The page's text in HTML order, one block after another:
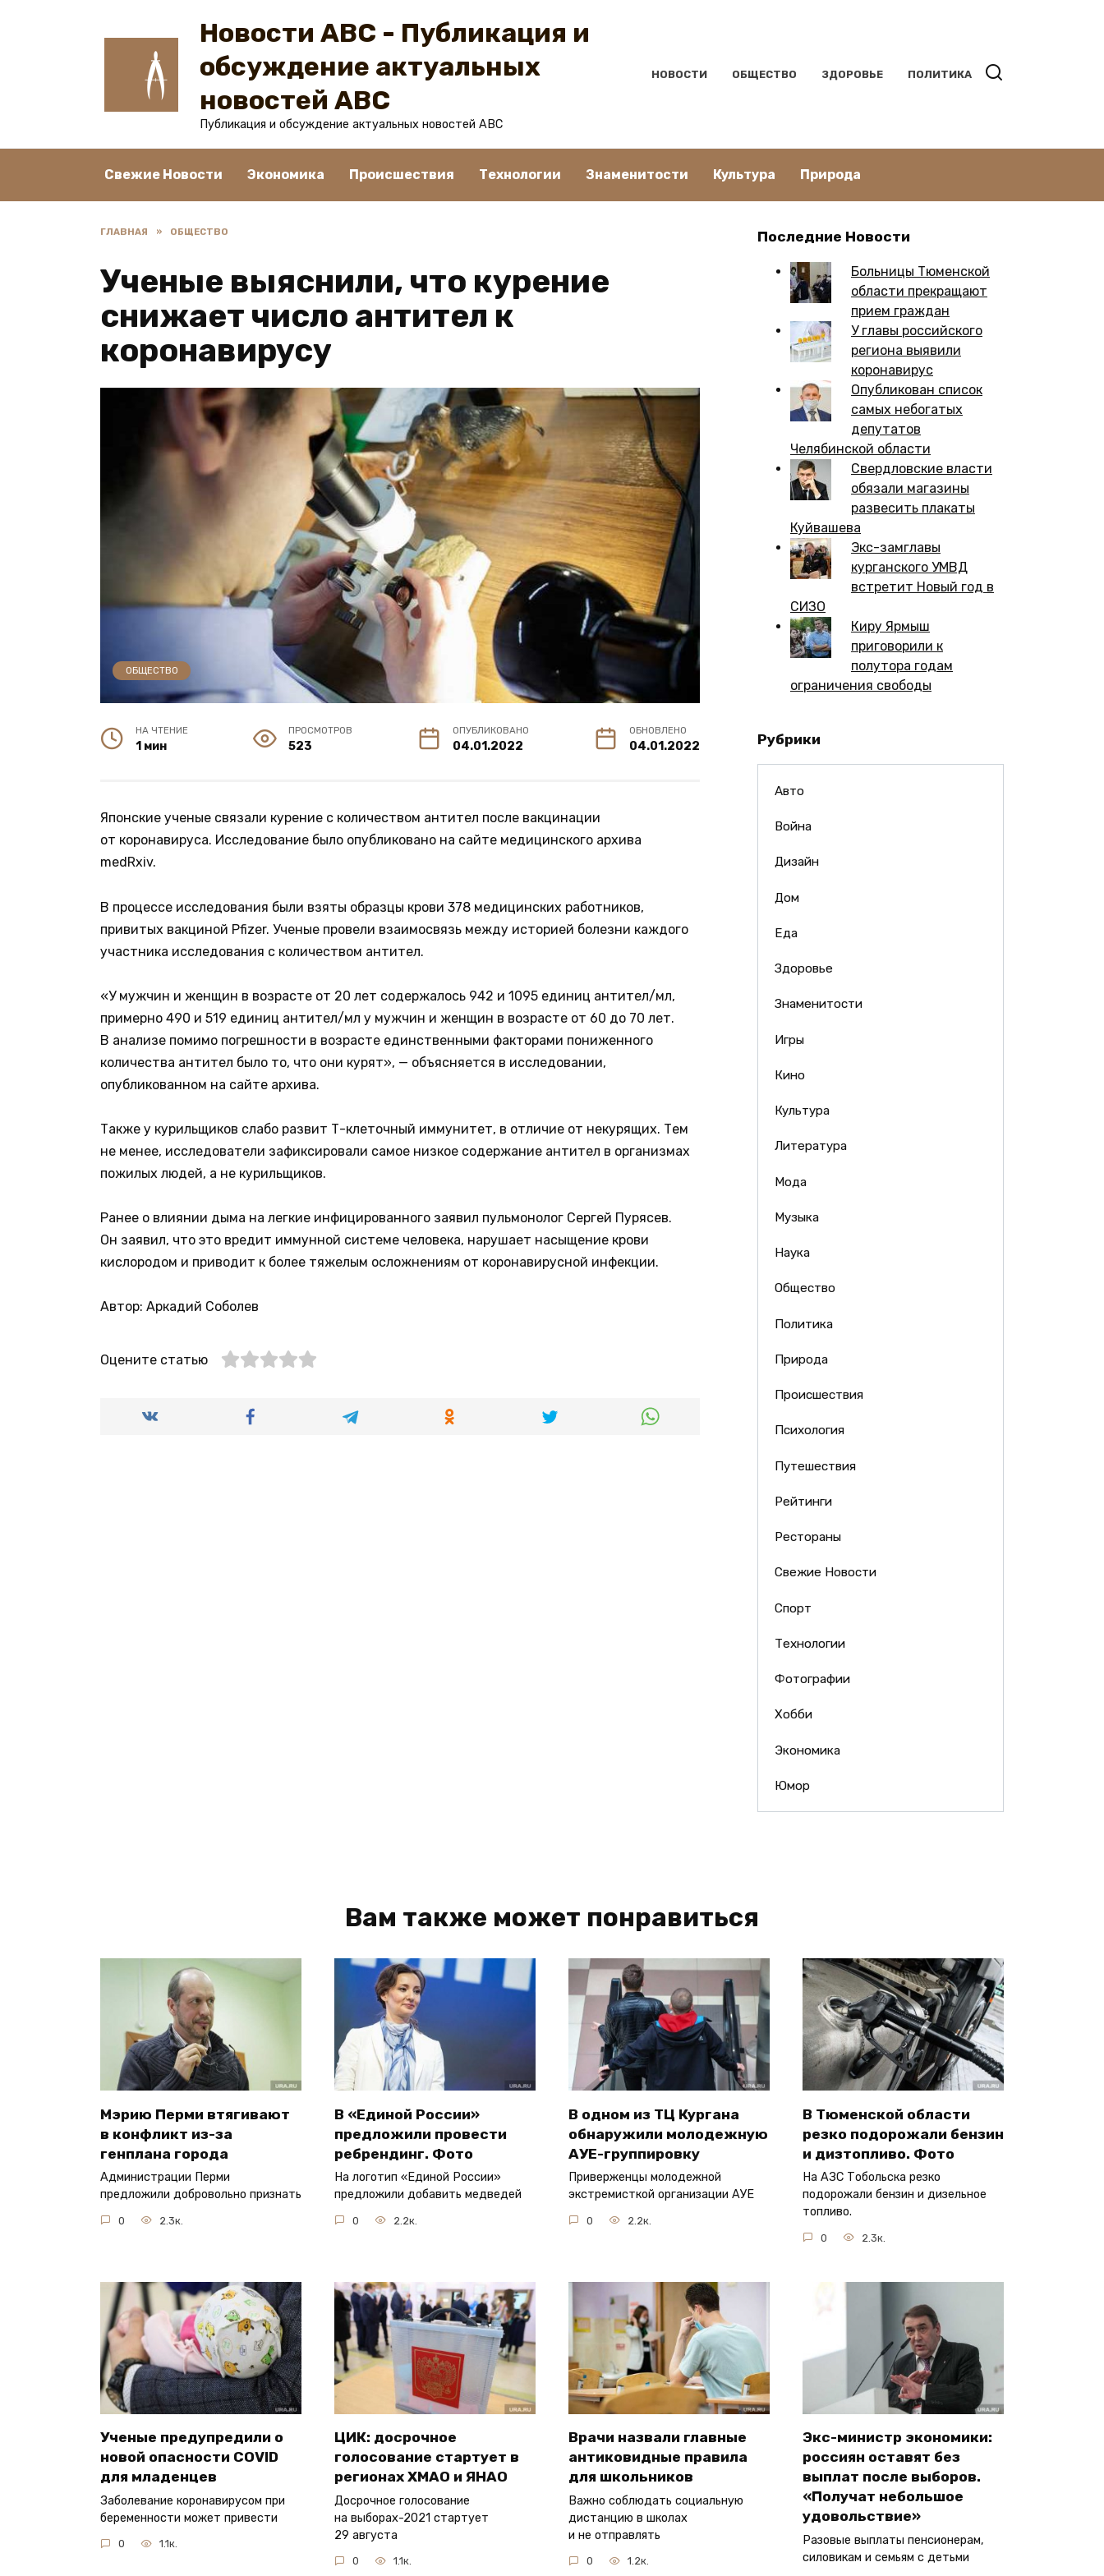
Новости ABC - Публикация и
обсуждение актуальных
новостей ABC
Публикация и обсуждение актуальных новостей ABC
НОВОСТИ ОБЩЕСТВО ЗДОРОВЬЕ ПОЛИТИКА
Свежие Новости Экономика Происшествия Технологии Знаменитости Культура Природа
ГЛАВНАЯ » ОБЩЕСТВО
Ученые выяснили, что курение
снижает число антител к
коронавирусу
ОБЩЕСТВО
НА ЧТЕНИЕ
1 мин
ПРОСМОТРОВ
523
ОПУБЛИКОВАНО
04.01.2022
ОБНОВЛЕНО
04.01.2022
Японские ученые связали курение с количеством антител после вакцинации
от коронавируса. Исследование было опубликовано на сайте медицинского архива
medRxiv.
В процессе исследования были взяты образцы крови 378 медицинских работников,
привитых вакциной Pfizer. Ученые провели взаимосвязь между историей болезни каждого
участника исследования с количеством антител.
«У мужчин и женщин в возрасте от 20 лет содержалось 942 и 1095 единиц антител/мл,
примерно 490 и 519 единиц антител/мл у мужчин и женщин в возрасте от 60 до 70 лет.
В анализе помимо погрешности в возрасте единственными факторами пониженного
количества антител было то, что они курят», — объясняется в исследовании,
опубликованном на сайте архива.
Также у курильщиков слабо развит Т-клеточный иммунитет, в отличие от некурящих. Тем
не менее, исследователи зафиксировали самое низкое содержание антител в организмах
пожилых людей, а не курильщиков.
Ранее о влиянии дыма на легкие инфицированного заявил пульмонолог Сергей Пурясев.
Он заявил, что это вредит иммунной системе человека, нарушает насыщение крови
кислородом и приводит к более тяжелым осложнениям от коронавирусной инфекции.
Автор: Аркадий Соболев
Оцените статью
Последние Новости
Больницы Тюменской
области прекращают
прием граждан
У главы российского
региона выявили
коронавирус
Опубликован список
самых небогатых
депутатов
Челябинской области
Свердловские власти
обязали магазины
развесить плакаты
Куйвашева
Экс-замглавы
курганского УМВД
встретит Новый год в
СИЗО
Киру Ярмыш
приговорили к
полутора годам
ограничения свободы
Рубрики
Авто
Война
Дизайн
Дом
Еда
Здоровье
Знаменитости
Игры
Кино
Культура
Литература
Мода
Музыка
Наука
Общество
Политика
Природа
Происшествия
Психология
Путешествия
Рейтинги
Рестораны
Свежие Новости
Спорт
Технологии
Фотографии
Хобби
Экономика
Юмор
Вам также может понравиться
Мэрию Перми втягивают
в конфликт из-за
генплана города
Администрации Перми
предложили добровольно признать
0 2.3к.
В «Единой России»
предложили провести
ребрендинг. Фото
На логотип «Единой России»
предложили добавить медведей
0 2.2к.
В одном из ТЦ Кургана
обнаружили молодежную
АУЕ-группировку
Приверженцы молодежной
экстремисткой организации АУЕ
0 2.2к.
В Тюменской области
резко подорожали бензин
и дизтопливо. Фото
На АЗС Тобольска резко
подорожали бензин и дизельное
топливо.
0 2.3к.
Ученые предупредили о
новой опасности COVID
для младенцев
Заболевание коронавирусом при
беременности может привести
0 1.1к.
ЦИК: досрочное
голосование стартует в
регионах ХМАО и ЯНАО
Досрочное голосование
на выборах-2021 стартует
29 августа
0 1.1к.
Врачи назвали главные
антиковидные правила
для школьников
Важно соблюдать социальную
дистанцию в школах
и не отправлять
0 1.2к.
Экс-министр экономики:
россиян оставят без
выплат после выборов.
«Получат небольшое
удовольствие»
Разовые выплаты пенсионерам,
силовикам и семьям с детьми